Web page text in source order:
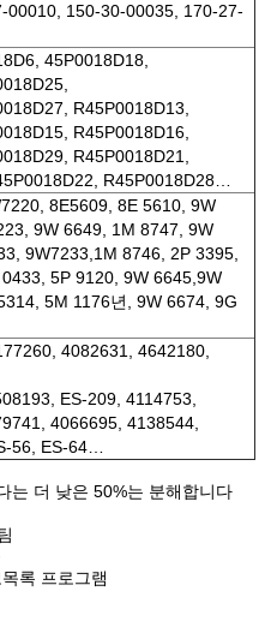
00010, 150-30-00035, 170-27-
45P0018D18,
R45P0018D13,
R45P0018D16,
R45P0018D21,
R45P0018D28…
8E5609, 8E 5610, 9W
9W 6649, 1M 8747, 9W
9W7233,1M 8746, 2P 3395,
5P 9120, 9W 6645,9W
5M 1176년, 9W 6674, 9G
4082631, 4642180,
ES-209, 4114753,
4066695, 4138544,
56, ES-64…
는 더 낮은 50%는 분해합니다
록 프로그램